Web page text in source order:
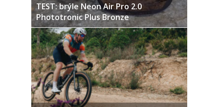
TEST: brýle Neon Air Pro 2.0
Phototronic Plus Bronze